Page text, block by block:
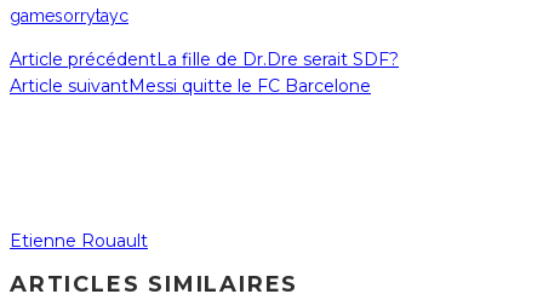
gamesorrytayc
Article précédentLa fille de Dr.Dre serait SDF?
Article suivantMessi quitte le FC Barcelone
Etienne Rouault
ARTICLES SIMILAIRES